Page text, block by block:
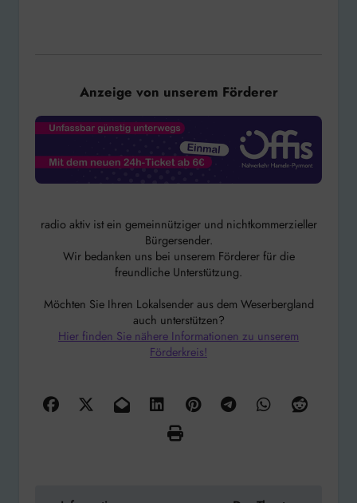
Anzeige von unserem Förderer
radio aktiv ist ein gemeinnütziger und nichtkommerzieller
Bürgersender.
Wir bedanken uns bei unserem Förderer für die
freundliche Unterstützung.
Möchten Sie Ihren Lokalsender aus dem Weserbergland
auch unterstützen?
Hier finden Sie nähere Informationen zu unserem
Förderkreis!
Beitragsnavigation